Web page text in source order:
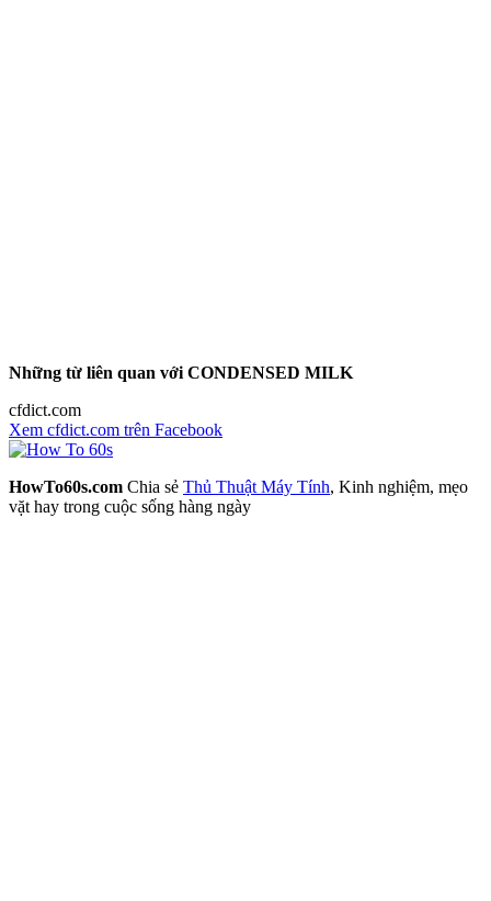
Những từ liên quan với CONDENSED MILK
cfdict.com
Xem cfdict.com trên Facebook
HowTo60s.com Chia sẻ Thủ Thuật Máy Tính, Kinh nghiệm, mẹo
vặt hay trong cuộc sống hàng ngày